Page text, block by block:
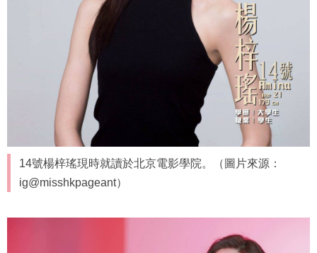
14號楊梓瑤現時就讀於北京電影學院。（圖片來源：
ig@misshkpageant）